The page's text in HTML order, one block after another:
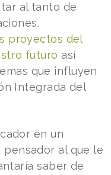
al tanto de
proyectos del
futuro así
que influyen
Integrada del
en un
al que le
saber de